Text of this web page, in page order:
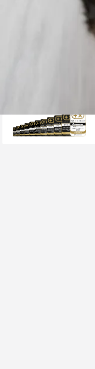
„Gute
Zoologo,schnelle
top“